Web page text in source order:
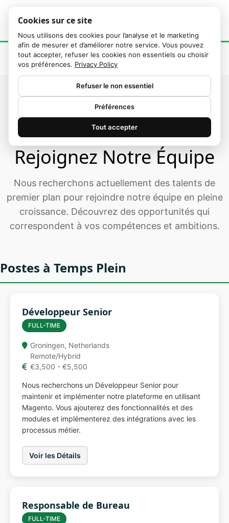
Cookies sur ce site
Nous utilisons des cookies pour l’analyse et le marketing
afin de mesurer et d’améliorer notre service. Vous pouvez
tout accepter, refuser les cookies non essentiels ou choisir
vos préférences. Privacy Policy
Refuser le non essentiel
Préférences
Tout accepter
Rejoignez Notre Équipe
Nous recherchons actuellement des talents de
premier plan pour rejoindre notre équipe en pleine
croissance. Découvrez des opportunités qui
correspondent à vos compétences et ambitions.
Postes à Temps Plein
Développeur Senior
FULL-TIME
Groningen, Netherlands
Remote/Hybrid
€3,500 - €5,500
Nous recherchons un Développeur Senior pour
maintenir et implémenter notre plateforme en utilisant
Magento. Vous ajouterez des fonctionnalités et des
modules et implémenterez des intégrations avec les
processus métier.
Voir les Détails
Responsable de Bureau
FULL-TIME